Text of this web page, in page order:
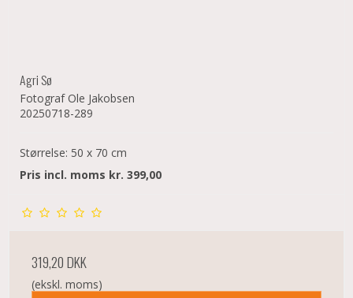
Agri Sø
Fotograf Ole Jakobsen
20250718-289
Størrelse: 50 x 70 cm
Pris incl. moms kr. 399,00
319,20 DKK
(ekskl. moms)